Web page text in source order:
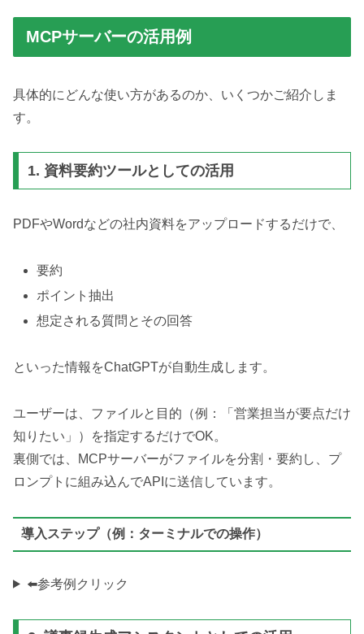
MCPサーバーの活用例
具体的にどんな使い方があるのか、いくつかご紹介しま
す。
1. 資料要約ツールとしての活用
PDFやWordなどの社内資料をアップロードするだけで、
要約
ポイント抽出
想定される質問とその回答
といった情報をChatGPTが自動生成します。
ユーザーは、ファイルと目的（例：「営業担当が要点だけ
知りたい」）を指定するだけでOK。
裏側では、MCPサーバーがファイルを分割・要約し、プ
ロンプトに組み込んでAPIに送信しています。
導入ステップ（例：ターミナルでの操作）
⬅️参考例クリック